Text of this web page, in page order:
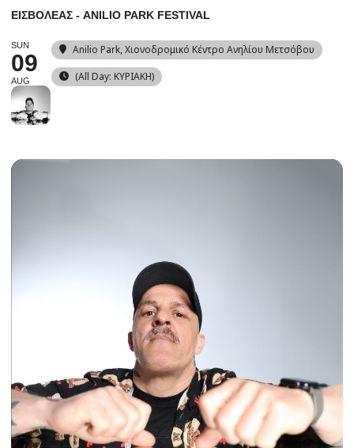
ΕΙΣΒΟΛΕΑΣ - ANILIO PARK FESTIVAL
SUN
09
AUG
Anilio Park, Χιονοδρομικό Κέντρο Ανηλίου Μετσόβου
(All Day: ΚΥΡΙΑΚΗ)